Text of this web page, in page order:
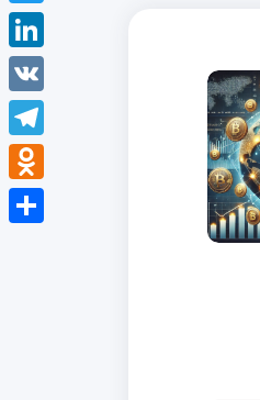
Twitter
LinkedIn
VK
Telegram
Odnoklassniki